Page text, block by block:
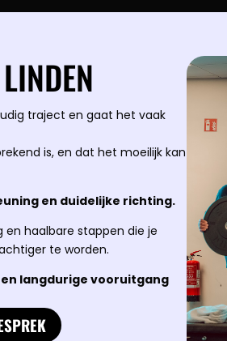
traject en gaat het vaak
is, en dat het moeilijk kan
en duidelijke richting.
en haalbare stappen die je
te worden.
langdurige vooruitgang